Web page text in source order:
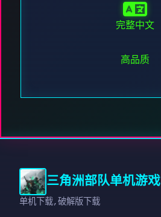
完整中文
高品质
三角洲部队单机游戏
单机下载,破解版下载